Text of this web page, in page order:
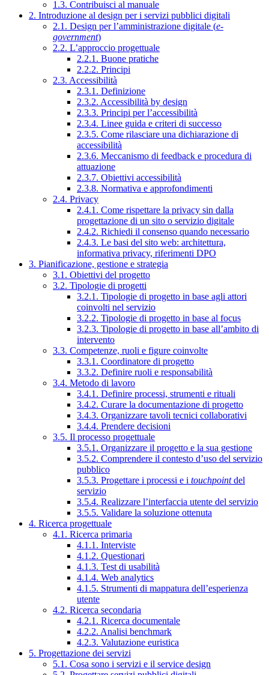
1.3. Contribuisci al manuale
2. Introduzione al design per i servizi pubblici digitali
2.1. Design per l’amministrazione digitale (e-
government)
2.2. L’approccio progettuale
2.2.1. Buone pratiche
2.2.2. Principi
2.3. Accessibilità
2.3.1. Definizione
2.3.2. Accessibilità by design
2.3.3. Principi per l’accessibilità
2.3.4. Linee guida e criteri di successo
2.3.5. Come rilasciare una dichiarazione di
accessibilità
2.3.6. Meccanismo di feedback e procedura di
attuazione
2.3.7. Obiettivi accessibilità
2.3.8. Normativa e approfondimenti
2.4. Privacy
2.4.1. Come rispettare la privacy sin dalla
progettazione di un sito o servizio digitale
2.4.2. Richiedi il consenso quando necessario
2.4.3. Le basi del sito web: architettura,
informativa privacy, riferimenti DPO
3. Pianificazione, gestione e strategia
3.1. Obiettivi del progetto
3.2. Tipologie di progetti
3.2.1. Tipologie di progetto in base agli attori
coinvolti nel servizio
3.2.2. Tipologie di progetto in base al focus
3.2.3. Tipologie di progetto in base all’ambito di
intervento
3.3. Competenze, ruoli e figure coinvolte
3.3.1. Coordinatore di progetto
3.3.2. Definire ruoli e responsabilità
3.4. Metodo di lavoro
3.4.1. Definire processi, strumenti e rituali
3.4.2. Curare la documentazione di progetto
3.4.3. Organizzare tavoli tecnici collaborativi
3.4.4. Prendere decisioni
3.5. Il processo progettuale
3.5.1. Organizzare il progetto e la sua gestione
3.5.2. Comprendere il contesto d’uso del servizio
pubblico
3.5.3. Progettare i processi e i touchpointdel
servizio
3.5.4. Realizzare l’interfaccia utente del servizio
3.5.5. Validare la soluzione ottenuta
4. Ricerca progettuale
4.1. Ricerca primaria
4.1.1. Interviste
4.1.2. Questionari
4.1.3. Test di usabilità
4.1.4. Web analytics
4.1.5. Strumenti di mappatura dell’esperienza
utente
4.2. Ricerca secondaria
4.2.1. Ricerca documentale
4.2.2. Analisi benchmark
4.2.3. Valutazione euristica
5. Progettazione dei servizi
5.1. Cosa sono i servizi e il service design